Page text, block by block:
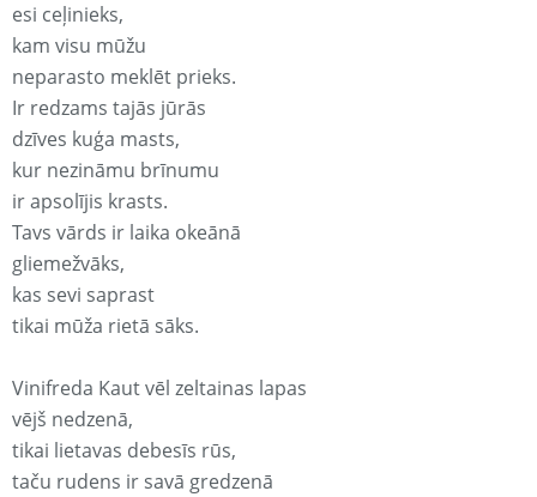
esi ceļinieks,
kam visu mūžu
neparasto meklēt prieks.
Ir redzams tajās jūrās
dzīves kuģa masts,
kur nezināmu brīnumu
ir apsolījis krasts.
Tavs vārds ir laika okeānā
gliemežvāks,
kas sevi saprast
tikai mūža rietā sāks.
Vinifreda Kaut vēl zeltainas lapas
vējš nedzenā,
tikai lietavas debesīs rūs,
taču rudens ir savā gredzenā